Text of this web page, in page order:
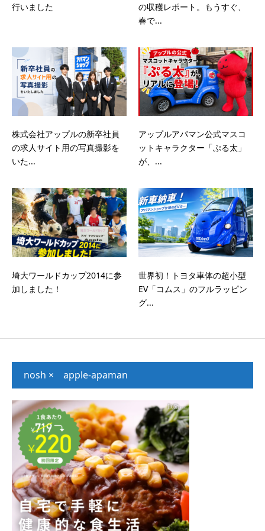
行いました
の収穫レポート。もうすぐ、
春で...
株式会社アップルの新卒社員
の求人サイト用の写真撮影を
いた...
アップルアパマン公式マスコ
ットキャラクター「ぷる太」
が、...
埼大ワールドカップ2014に参
加しました！
世界初！トヨタ車体の超小型
EV「コムス」のフルラッピン
グ...
nosh × apple-apaman